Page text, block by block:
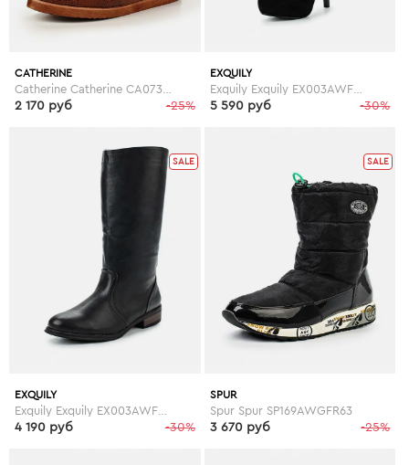
CATHERINE
-25%
2 170 руб
EXQUILY
Exquily Exquily EX003AWFWW42
-30%
5 590 руб
SALE
EXQUILY
-30%
4 190 руб
SALE
SPUR
Spur Spur SP169AWGFR63
-25%
3 670 руб